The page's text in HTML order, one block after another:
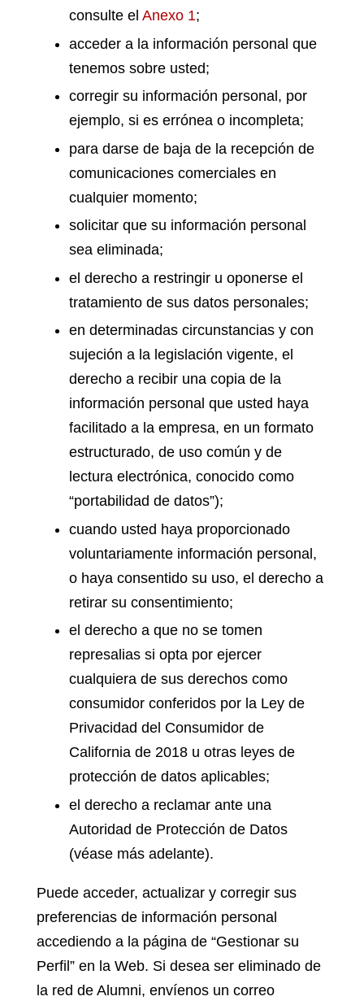
consulte el Anexo 1;
acceder a la información personal que
tenemos sobre usted;
corregir su información personal, por
ejemplo, si es errónea o incompleta;
para darse de baja de la recepción de
comunicaciones comerciales en
cualquier momento;
solicitar que su información personal
sea eliminada;
el derecho a restringir u oponerse el
tratamiento de sus datos personales;
en determinadas circunstancias y con
sujeción a la legislación vigente, el
derecho a recibir una copia de la
información personal que usted haya
facilitado a la empresa, en un formato
estructurado, de uso común y de
lectura electrónica, conocido como
“portabilidad de datos”);
cuando usted haya proporcionado
voluntariamente información personal,
o haya consentido su uso, el derecho a
retirar su consentimiento;
el derecho a que no se tomen
represalias si opta por ejercer
cualquiera de sus derechos como
consumidor conferidos por la Ley de
Privacidad del Consumidor de
California de 2018 u otras leyes de
protección de datos aplicables;
el derecho a reclamar ante una
Autoridad de Protección de Datos
(véase más adelante).
Puede acceder, actualizar y corregir sus
preferencias de información personal
accediendo a la página de “Gestionar su
Perfil” en la Web. Si desea ser eliminado de
la red de Alumni, envíenos un correo